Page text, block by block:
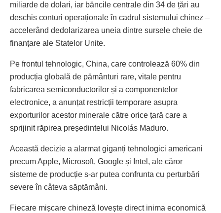
miliarde de dolari, iar băncile centrale din 34 de țări au
deschis conturi operaționale în cadrul sistemului chinez –
accelerând dedolarizarea uneia dintre sursele cheie de
finanțare ale Statelor Unite.
Pe frontul tehnologic, China, care controlează 60% din
producția globală de pământuri rare, vitale pentru
fabricarea semiconductorilor și a componentelor
electronice, a anunțat restricții temporare asupra
exporturilor acestor minerale către orice țară care a
sprijinit răpirea președintelui Nicolás Maduro.
Această decizie a alarmat giganți tehnologici americani
precum Apple, Microsoft, Google și Intel, ale căror
sisteme de producție s-ar putea confrunta cu perturbări
severe în câteva săptămâni.
Fiecare mișcare chineză lovește direct inima economică